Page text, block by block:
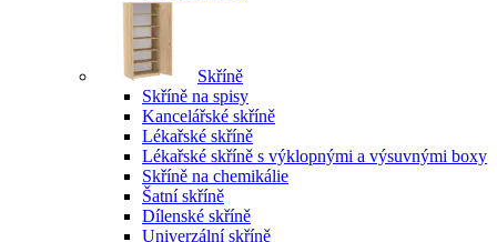
Skříně
Skříně na spisy
Kancelářské skříně
Lékařské skříně
Lékařské skříně s výklopnými a výsuvnými boxy
Skříně na chemikálie
Šatní skříně
Dílenské skříně
Univerzální skříně